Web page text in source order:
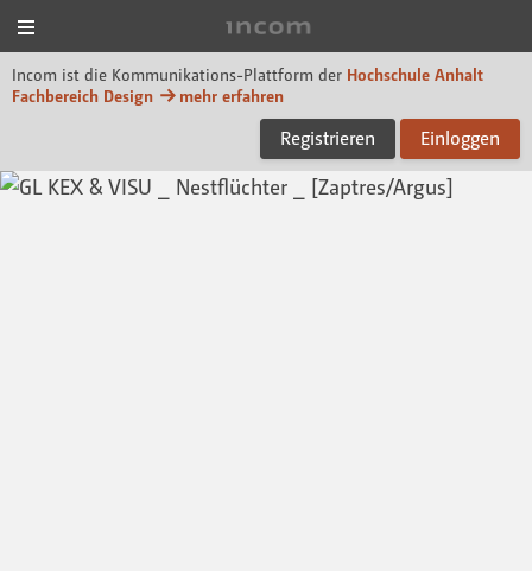
Incom ist die Kommunikations-Plattform der Hochschule Anhalt
Fachbereich Design
mehr erfahren
Registrieren Einloggen